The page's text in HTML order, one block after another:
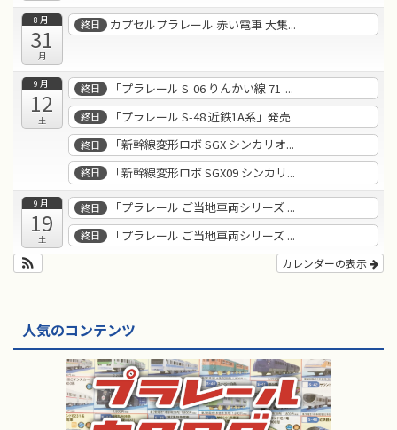
8月
31
月
終日 カプセルプラレール 赤い電車 大集...
9月
12
土
終日 「プラレール S-06 りんかい線 71-...
終日 「プラレール S-48 近鉄1A系」発売
終日 「新幹線変形ロボ SGX シンカリオ...
終日 「新幹線変形ロボ SGX09 シンカリ...
9月
19
土
終日 「プラレール ご当地車両シリーズ ...
終日 「プラレール ご当地車両シリーズ ...
カレンダーの表示
人気のコンテンツ